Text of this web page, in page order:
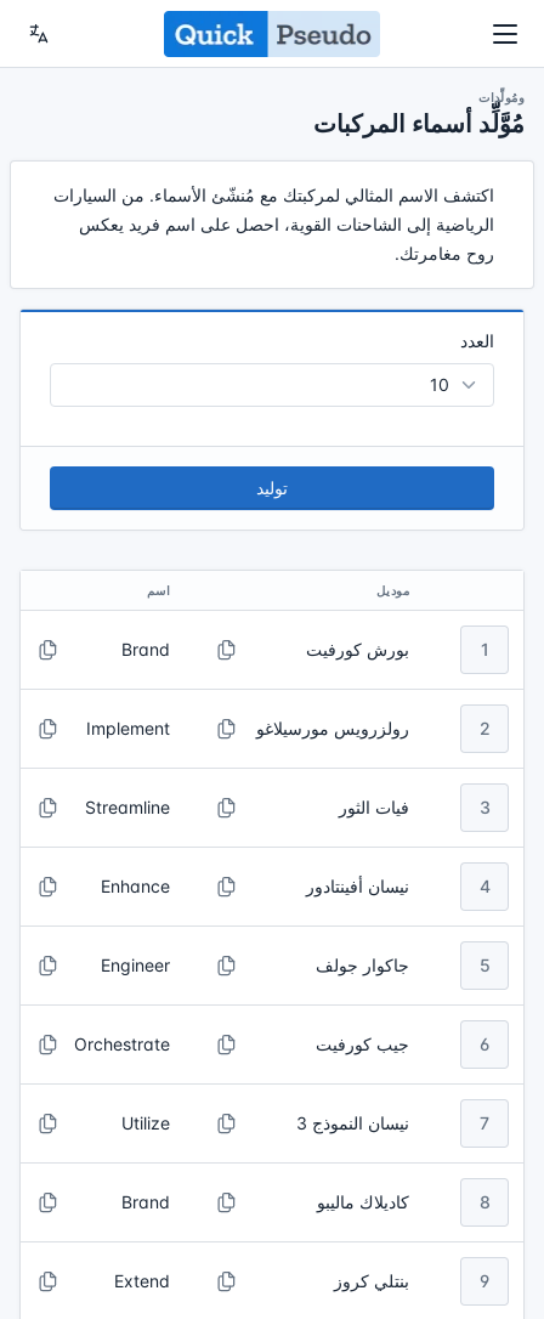
ومُولِّدات
مُوَّلِّد أسماء المركبات
اكتشف الاسم المثالي لمركبتك مع مُنشّئ الأسماء. من السيارات
الرياضية إلى الشاحنات القوية، احصل على اسم فريد يعكس
روح مغامرتك.
العدد
توليد
موديل اسم
1 بورش كورفيت Brand
2 رولزرويس مورسيلاغو Implement
3 فيات الثور Streamline
4 نيسان أفينتادور Enhance
5 جاكوار جولف Engineer
6 جيب كورفيت Orchestrate
7 نيسان النموذج 3 Utilize
8 كاديلاك ماليبو Brand
9 بنتلي كروز Extend